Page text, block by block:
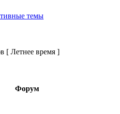
темы
[ Летнее время ]
Форум